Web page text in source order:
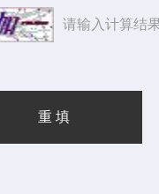
请输入计算结